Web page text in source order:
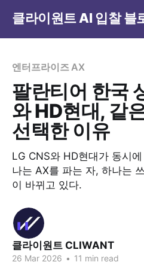
클라이원트 AI 입찰 블
엔터프라이즈 AX
팔란티어 한국
와 HD현대, 같
선택한 이유
LG CNS와 HD현대가 동시
나는 AX를 파는 자, 하나는
이 바뀌고 있다.
클라이원트 CLIWANT
26 Mar 2026 • 11 min read